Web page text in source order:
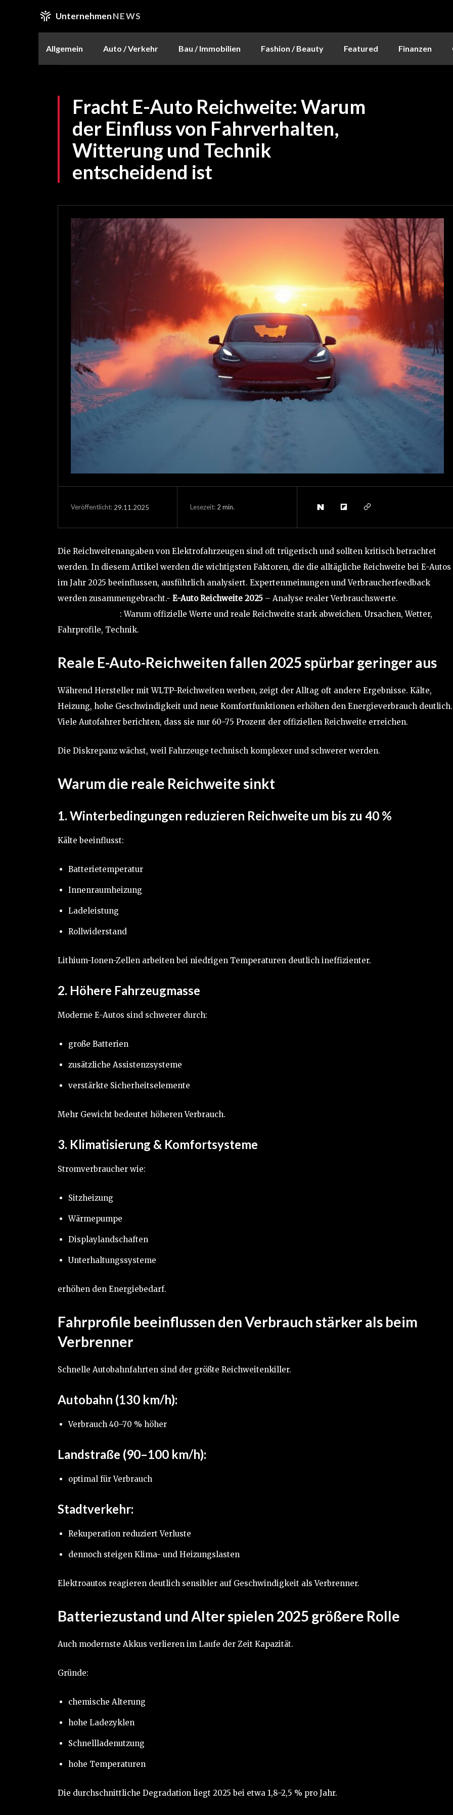
UnternehmenNEWS
Allgemein Auto / Verkehr Bau / Immobilien Fashion / Beauty Featured Finanzen
Fracht E-Auto Reichweite: Warum
der Einfluss von Fahrverhalten,
Witterung und Technik
entscheidend ist
Veröffentlicht: 29.11.2025 Lesezeit: 2 min.
Die Reichweitenangaben von Elektrofahrzeugen sind oft trügerisch und sollten kritisch betrachtet
werden. In diesem Artikel werden die wichtigsten Faktoren, die die alltägliche Reichweite bei E-Autos
im Jahr 2025 beeinflussen, ausführlich analysiert. Expertenmeinungen und Verbraucherfeedback
werden zusammengebracht.- E-Auto Reichweite 2025 – Analyse realer Verbrauchswerte.
: Warum offizielle Werte und reale Reichweite stark abweichen. Ursachen, Wetter,
Fahrprofile, Technik.
Reale E-Auto-Reichweiten fallen 2025 spürbar geringer aus
Während Hersteller mit WLTP-Reichweiten werben, zeigt der Alltag oft andere Ergebnisse. Kälte,
Heizung, hohe Geschwindigkeit und neue Komfortfunktionen erhöhen den Energieverbrauch deutlich.
Viele Autofahrer berichten, dass sie nur 60–75 Prozent der offiziellen Reichweite erreichen.
Die Diskrepanz wächst, weil Fahrzeuge technisch komplexer und schwerer werden.
Warum die reale Reichweite sinkt
1. Winterbedingungen reduzieren Reichweite um bis zu 40 %
Kälte beeinflusst:
Batterietemperatur
Innenraumheizung
Ladeleistung
Rollwiderstand
Lithium-Ionen-Zellen arbeiten bei niedrigen Temperaturen deutlich ineffizienter.
2. Höhere Fahrzeugmasse
Moderne E-Autos sind schwerer durch:
große Batterien
zusätzliche Assistenzsysteme
verstärkte Sicherheitselemente
Mehr Gewicht bedeutet höheren Verbrauch.
3. Klimatisierung & Komfortsysteme
Stromverbraucher wie:
Sitzheizung
Wärmepumpe
Displaylandschaften
Unterhaltungssysteme
erhöhen den Energiebedarf.
Fahrprofile beeinflussen den Verbrauch stärker als beim
Verbrenner
Schnelle Autobahnfahrten sind der größte Reichweitenkiller.
Autobahn (130 km/h):
Verbrauch 40–70 % höher
Landstraße (90–100 km/h):
optimal für Verbrauch
Stadtverkehr:
Rekuperation reduziert Verluste
dennoch steigen Klima- und Heizungslasten
Elektroautos reagieren deutlich sensibler auf Geschwindigkeit als Verbrenner.
Batteriezustand und Alter spielen 2025 größere Rolle
Auch modernste Akkus verlieren im Laufe der Zeit Kapazität.
Gründe:
chemische Alterung
hohe Ladezyklen
Schnellladenutzung
hohe Temperaturen
Die durchschnittliche Degradation liegt 2025 bei etwa 1,8–2,5 % pro Jahr.